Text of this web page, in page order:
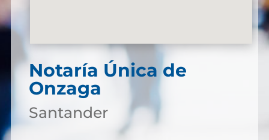
Notaría Única de
Onzaga
Santander